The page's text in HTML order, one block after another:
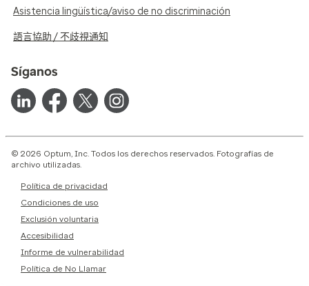
Asistencia lingüística/aviso de no discriminación
語言協助 / 不歧視通知
Síganos
© 2026 Optum, Inc. Todos los derechos reservados. Fotografías de
archivo utilizadas.
Política de privacidad
Condiciones de uso
Exclusión voluntaria
Accesibilidad
Informe de vulnerabilidad
Política de No Llamar